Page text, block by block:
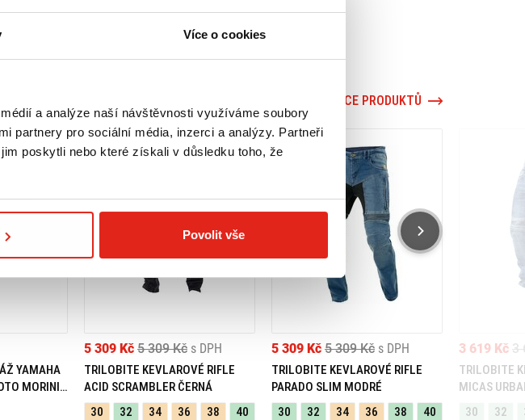
Více o cookies
a analýze naší návštěvnosti využíváme soubory
partnery pro sociální média, inzerci a analýzy. Partneři
poskytli nebo které získali v důsledku toho, že
Povolit vše
VÍCE PRODUKTŮ
YAMAHA
MORINI
5 309 Kč
5 309 Kč s DPH
TRILOBITE KEVLAROVÉ RIFLE
ACID SCRAMBLER ČERNÁ
30
32 34 36 38
40
5 309 Kč
5 309 Kč s DPH
TRILOBITE KEVLAROVÉ RIFLE
PARADO SLIM MODRÉ
30
32 34 36 38
40
3
3 619 Kč
TRILOBITE
MICAS
30
32